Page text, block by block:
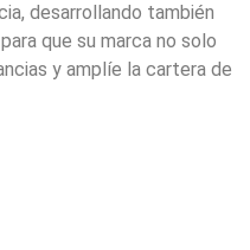
desarrollando también
que su marca no solo
y amplíe la cartera de